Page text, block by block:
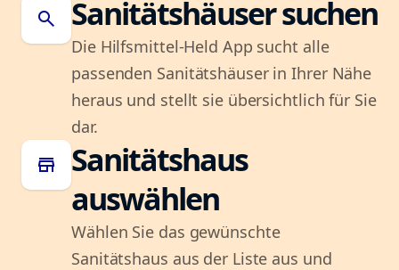
search Sanitätshäuser suchen
Die Hilfsmittel-Held App sucht alle
passenden Sanitätshäuser in Ihrer Nähe
heraus und stellt sie übersichtlich für Sie
dar.
store
Sanitätshaus
auswählen
Wählen Sie das gewünschte
Sanitätshaus aus der Liste aus und